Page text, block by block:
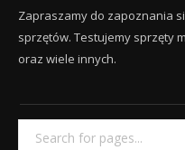
Zapraszamy do zapoznania
sprzętów. Testujemy sprzęty
oraz wiele innych.